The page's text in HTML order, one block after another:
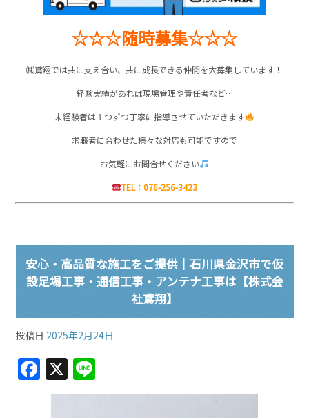
☆☆☆随時募集☆☆☆
㈱鳶翔では共に支え合い、共に成長できる仲間を大募集しています！
経験実績があれば現場管理や責任者など…
未経験者は１つずつ丁寧に指導させていただきます
求職者に合わせた様々な対応も可能ですので
お気軽にお問合せください
TEL：076-256-3423
安心・高品質な施工をご提供｜石川県金沢市で仮
設足場工事・通信工事・アンテナ工事は【株式会
社鳶翔】
投稿日 2025年2月24日
F
a
X
n